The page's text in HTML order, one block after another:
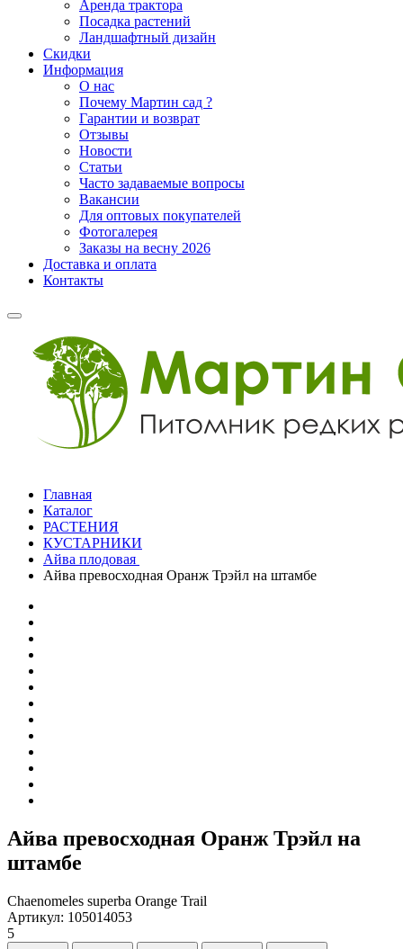
Аренда трактора
Посадка растений
Ландшафтный дизайн
Скидки
Информация
О нас
Почему Мартин сад ?
Гарантии и возврат
Отзывы
Новости
Статьи
Часто задаваемые вопросы
Вакансии
Для оптовых покупателей
Фотогалерея
Заказы на весну 2026
Доставка и оплата
Контакты
Главная
Каталог
РАСТЕНИЯ
КУСТАРНИКИ
Айва плодовая
Айва превосходная Оранж Трэйл на штамбе
Айва превосходная Оранж Трэйл на
штамбе
Chaenomeles superba Orange Trail
Артикул: 105014053
5